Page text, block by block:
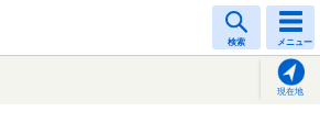
検索 メニュー
現在地